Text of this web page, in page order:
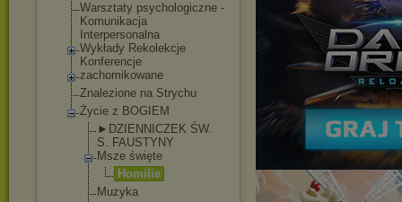
Warsztaty psychologiczne -
Komunikacja
Interpersonalna
Wykłady Rekolekcje
Konferencje
zachomikowane
Znalezione na Strychu
Życie z BOGIEM
►DZIENNICZEK ŚW.
S. FAUSTYNY
Msze święte
Homilie
Muzyka